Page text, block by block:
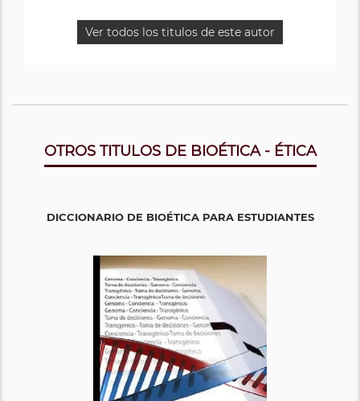
Ver todos los titulos de este autor
OTROS TITULOS DE BIOÉTICA - ÉTICA
DICCIONARIO DE BIOÉTICA PARA ESTUDIANTES